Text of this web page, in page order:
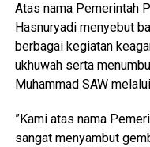
‎Atas nama Pemerintah
Hasnuryadi menyebut
berbagai kegiatan
ukhuwah serta
Muhammad SAW
‎”Kami atas nama
sangat menyambut